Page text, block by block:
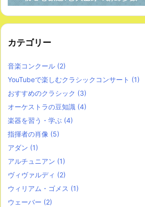
カテゴリー
音楽コンクール (2)
YouTubeで楽しむクラシックコンサート (1)
おすすめのクラシック (3)
オーケストラの豆知識 (4)
楽器を習う・学ぶ (4)
指揮者の肖像 (5)
アダン (1)
アルチュニアン (1)
ヴィヴァルディ (2)
ウィリアム・ゴメス (1)
ウェーバー (2)